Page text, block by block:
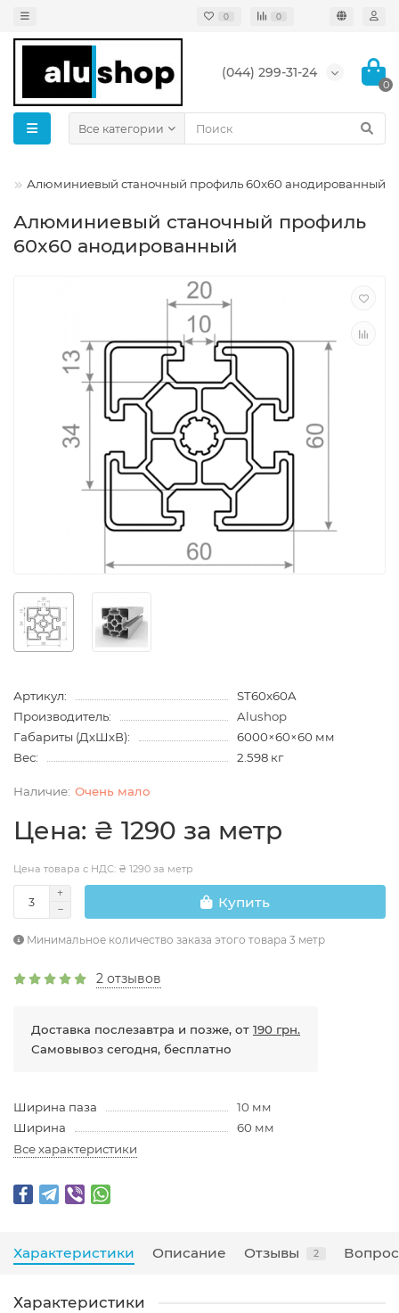
0 0
(044) 299-31-24
0
Все категории
Алюминиевый станочный профиль 60x60 анодированный
Алюминиевый станочный профиль
60x60 анодированный
Артикул:
ST60x60A
Производитель:
Alushop
Габариты (ДхШхВ):
6000×60×60 мм
Вес:
2.598 кг
Очень мало
Цена: ₴ 1290 за метр
Цена товара с НДС: ₴ 1290 за метр
Купить
Минимальное количество заказа этого товара 3 метр
2 отзывов
Доставка послезавтра и позже, от 190 грн.
Самовывоз сегодня, бесплатно
Ширина паза
10 мм
Ширина
60 мм
Все характеристики
Характеристики Описание Отзывы 2
Характеристики